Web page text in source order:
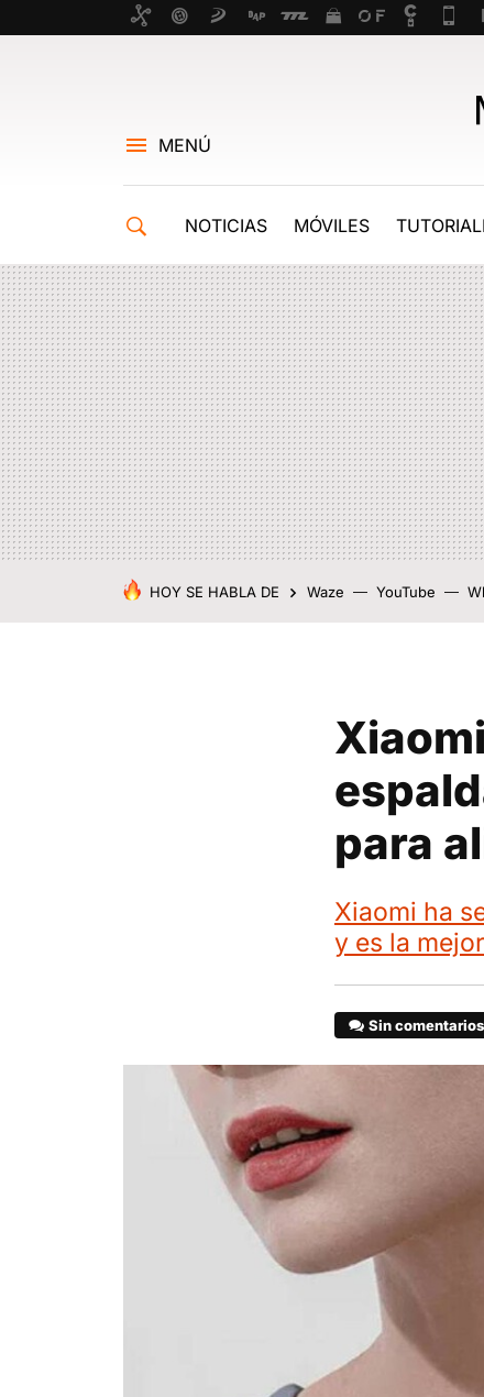
MENÚ
NOTICIAS MÓVILES
HOY SE HABLA DE Waze YouTube
para
Xiaomi ha
y es la
Sin comentarios